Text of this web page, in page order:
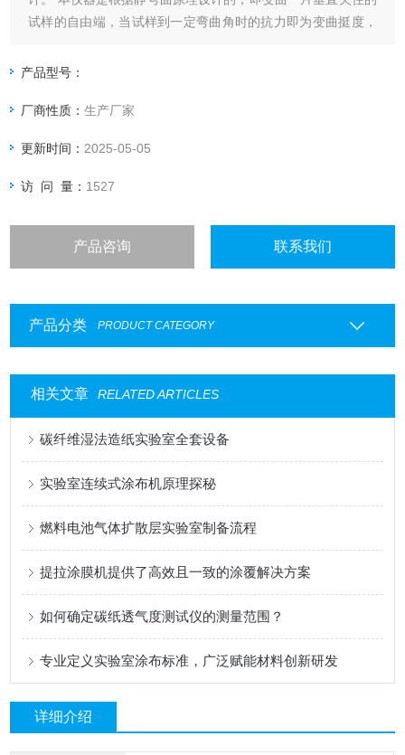
试样的自由端，当试样到一定弯曲角时的抗力即为变曲挺度，
产品型号：
厂商性质：生产厂家
更新时间： 2025-05-05
访 问 量： 1527
产品咨询 联系我们
产品分类 PRODUCT CATEGORY
相关文章 RELATED ARTICLES
碳纤维湿法造纸实验室全套设备
实验室连续式涂布机原理探秘
燃料电池气体扩散层实验室制备流程
提拉涂膜机提供了高效且一致的涂覆解决方案
如何确定碳纸透气度测试仪的测量范围？
专业定义实验室涂布标准，广泛赋能材料创新研发
详细介绍